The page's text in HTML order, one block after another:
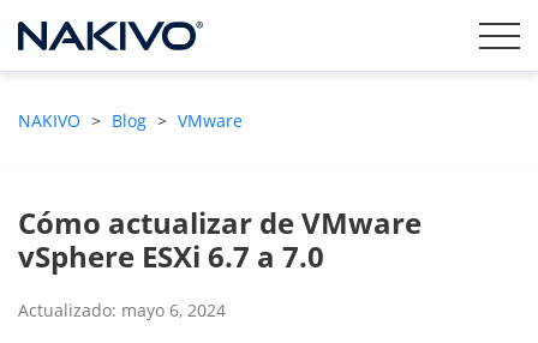
NAKIVO > Blog > VMware
Cómo actualizar de VMware
vSphere ESXi 6.7 a 7.0
Actualizado: mayo 6, 2024